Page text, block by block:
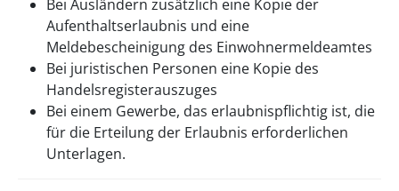
Bei Ausländern zusätzlich eine Kopie der
Aufenthaltserlaubnis und eine
Meldebescheinigung des Einwohnermeldeamtes
Bei juristischen Personen eine Kopie des
Handelsregisterauszuges
Bei einem Gewerbe, das erlaubnispflichtig ist, die
für die Erteilung der Erlaubnis erforderlichen
Unterlagen.